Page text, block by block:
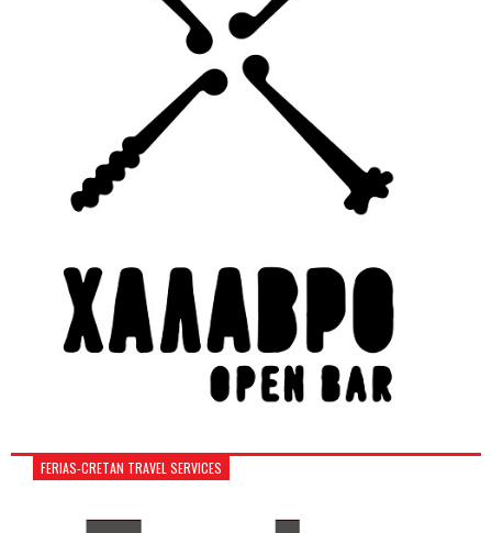
FERIAS-CRETAN TRAVEL SERVICES